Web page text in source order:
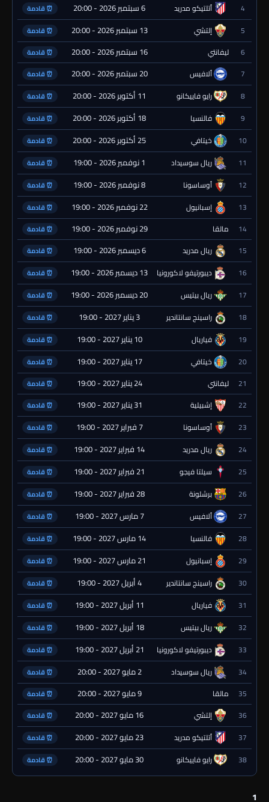
4 أتلتيكو مدريد 6 سبتمبر 2026 - 20:00 ⏰ قادمة
5 إلتشي 13 سبتمبر 2026 - 20:00 ⏰ قادمة
6 ليفانتي 16 سبتمبر 2026 - 20:00 ⏰ قادمة
7 ألافيس 20 سبتمبر 2026 - 20:00 ⏰ قادمة
8 رايو فاييكانو 11 أكتوبر 2026 - 20:00 ⏰ قادمة
9 فالنسيا 18 أكتوبر 2026 - 20:00 ⏰ قادمة
10 خيتافي 25 أكتوبر 2026 - 20:00 ⏰ قادمة
11 ريال سوسيداد 1 نوفمبر 2026 - 19:00 ⏰ قادمة
12 أوساسونا 8 نوفمبر 2026 - 19:00 ⏰ قادمة
13 إسبانيول 22 نوفمبر 2026 - 19:00 ⏰ قادمة
14 مالقا 29 نوفمبر 2026 - 19:00 ⏰ قادمة
15 ريال مدريد 6 ديسمبر 2026 - 19:00 ⏰ قادمة
16 ديبورتيفو لاكورونيا 13 ديسمبر 2026 - 19:00 ⏰ قادمة
17 ريال بيتيس 20 ديسمبر 2026 - 19:00 ⏰ قادمة
18 راسينج سانتاندير 3 يناير 2027 - 19:00 ⏰ قادمة
19 فياريال 10 يناير 2027 - 19:00 ⏰ قادمة
20 خيتافي 17 يناير 2027 - 19:00 ⏰ قادمة
21 ليفانتي 24 يناير 2027 - 19:00 ⏰ قادمة
22 إشبيلية 31 يناير 2027 - 19:00 ⏰ قادمة
23 أوساسونا 7 فبراير 2027 - 19:00 ⏰ قادمة
24 ريال مدريد 14 فبراير 2027 - 19:00 ⏰ قادمة
25 سيلتا فيجو 21 فبراير 2027 - 19:00 ⏰ قادمة
26 برشلونة 28 فبراير 2027 - 19:00 ⏰ قادمة
27 ألافيس 7 مارس 2027 - 19:00 ⏰ قادمة
28 فالنسيا 14 مارس 2027 - 19:00 ⏰ قادمة
29 إسبانيول 21 مارس 2027 - 19:00 ⏰ قادمة
30 راسينج سانتاندير 4 أبريل 2027 - 19:00 ⏰ قادمة
31 فياريال 11 أبريل 2027 - 19:00 ⏰ قادمة
32 ريال بيتيس 18 أبريل 2027 - 19:00 ⏰ قادمة
33 ديبورتيفو لاكورونيا 21 أبريل 2027 - 19:00 ⏰ قادمة
34 ريال سوسيداد 2 مايو 2027 - 20:00 ⏰ قادمة
35 مالقا 9 مايو 2027 - 20:00 ⏰ قادمة
36 إلتشي 16 مايو 2027 - 20:00 ⏰ قادمة
37 أتلتيكو مدريد 23 مايو 2027 - 20:00 ⏰ قادمة
38 رايو فاييكانو 30 مايو 2027 - 20:00 ⏰ قادمة
1